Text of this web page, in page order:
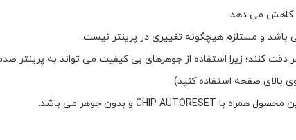
دقت کنند؛ زیرا استفاده از جوهرهای بی کیفیت می تواند به پرینتر